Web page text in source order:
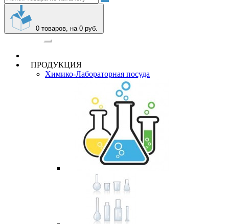
0 товаров, на 0 руб.
ПРОДУКЦИЯ
Химико-Лабораторная посуда